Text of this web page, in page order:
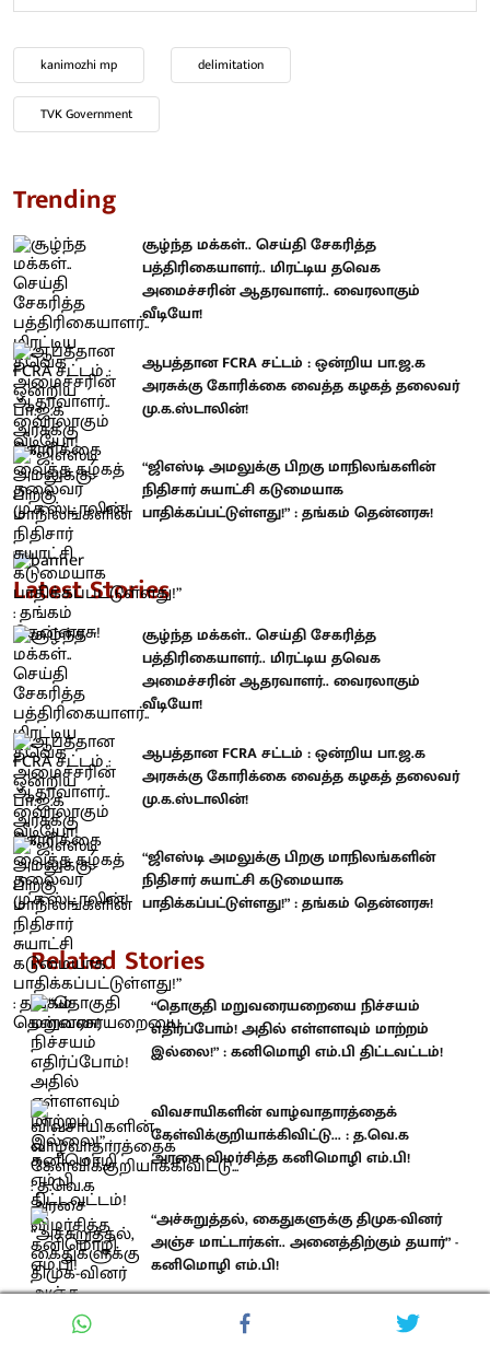
kanimozhi mp delimitation
TVK Government
Trending
சூழ்ந்த மக்கள்.. செய்தி சேகரித்த
பத்திரிகையாளர்.. மிரட்டிய தவெக
அமைச்சரின் ஆதரவாளர்.. வைரலாகும்
வீடியோ!
ஆபத்தான FCRA சட்டம் : ஒன்றிய பா.ஜ.க
அரசுக்கு கோரிக்கை வைத்த கழகத் தலைவர்
மு.க.ஸ்டாலின்!
“ஜிஎஸ்டி அமலுக்கு பிறகு மாநிலங்களின்
நிதிசார் சுயாட்சி கடுமையாக
பாதிக்கப்பட்டுள்ளது!” : தங்கம் தென்னரசு!
Latest Stories
சூழ்ந்த மக்கள்.. செய்தி சேகரித்த
பத்திரிகையாளர்.. மிரட்டிய தவெக
அமைச்சரின் ஆதரவாளர்.. வைரலாகும்
வீடியோ!
ஆபத்தான FCRA சட்டம் : ஒன்றிய பா.ஜ.க
அரசுக்கு கோரிக்கை வைத்த கழகத் தலைவர்
மு.க.ஸ்டாலின்!
“ஜிஎஸ்டி அமலுக்கு பிறகு மாநிலங்களின்
நிதிசார் சுயாட்சி கடுமையாக
பாதிக்கப்பட்டுள்ளது!” : தங்கம் தென்னரசு!
Related Stories
“தொகுதி மறுவரையறையை நிச்சயம்
எதிர்ப்போம்! அதில் எள்ளளவும் மாற்றம்
இல்லை!” : கனிமொழி எம்.பி திட்டவட்டம்!
விவசாயிகளின் வாழ்வாதாரத்தைக்
கேள்விக்குறியாக்கிவிட்டு... : த.வெ.க
அரசை விமர்சித்த கனிமொழி எம்.பி!
“அச்சுறுத்தல், கைதுகளுக்கு திமுக-வினர்
அஞ்ச மாட்டார்கள்.. அனைத்திற்கும் தயார்” -
கனிமொழி எம்.பி!
‘பொறுப்பேற்று’ செயல்பட த.வெ.க அரசு